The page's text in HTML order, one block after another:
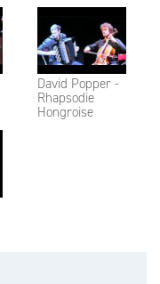
David Popper -
Rhapsodie
Hongroise